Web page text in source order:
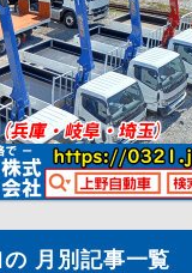
月別記事一覧